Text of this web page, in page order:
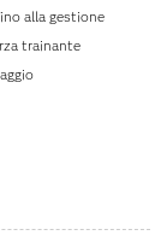
alla gestione
trainante